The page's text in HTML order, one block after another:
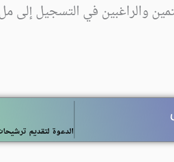
والراغبين في التسجيل إلى